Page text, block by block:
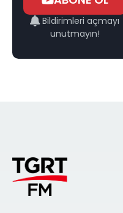
Bildirimleri açmayı
unutmayın!